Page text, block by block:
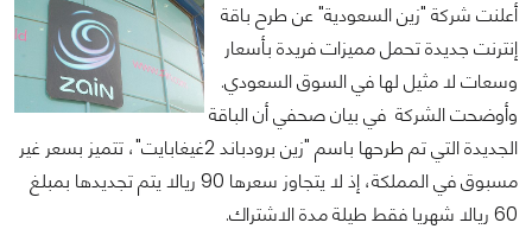
أعلنت شركة "زين السعودية" عن طرح باقة
إنترنت جديدة تحمل مميزات فريدة بأسعار
وسعات لا مثيل لها في السوق السعودي.
وأوضحت الشركة في بيان صحفي أن الباقة
الجديدة التي تم طرحها باسم "زين برودباند 2غيغابايت"، تتميز بسعر غير
مسبوق في المملكة، إذ لا يتجاوز سعرها 90 ريالا يتم تجديدها بمبلغ
60 ريالا شهريا فقط طيلة مدة الاشتراك.